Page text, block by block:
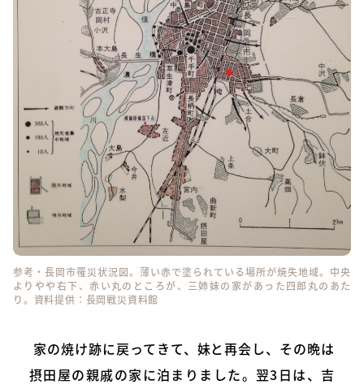
参考・長岡市罹災状況図。薄い赤で塗られている場所が焼失地域。中央
よりやや右下、赤い丸のところが、三姉妹の家があった四郎丸のあた
り。資料提供：長岡戦災資料館
家の焼け跡に戻ってきて、妹と再会し、その晩は
摂田屋の親戚の家に泊まりました。翌3日は、吉